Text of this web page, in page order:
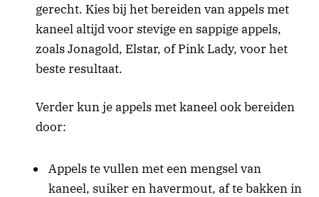
gerecht. Kies bij het bereiden van appels met
kaneel altijd voor stevige en sappige appels,
zoals Jonagold, Elstar, of Pink Lady, voor het
beste resultaat.
Verder kun je appels met kaneel ook bereiden
door:
Appels te vullen met een mengsel van
kaneel, suiker en havermout, af te bakken in